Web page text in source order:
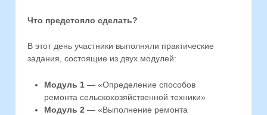
Что предстояло сделать?
В этот день участники выполняли практические
задания, состоящие из двух модулей:
Модуль 1 — «Определение способов
ремонта сельскохозяйственной техники»
Модуль 2 — «Выполнение ремонта